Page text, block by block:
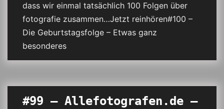
dass wir einmal tatsächlich 100 Folgen über
fotografie zusammen…Jetzt reinhören#100 –
Die Geburtstagsfolge – Etwas ganz
besonderes
#99 – Allefotografen.de –